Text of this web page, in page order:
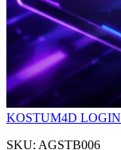
KOSTUM4D LOGIN
SKU: AGSTB006